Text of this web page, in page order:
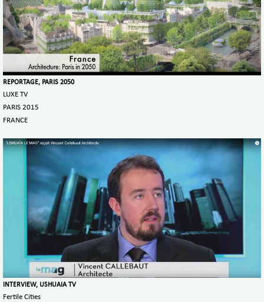
REPORTAGE, PARIS 2050
LUXE TV
PARIS 2015
FRANCE
INTERVIEW, USHUAIA TV
Fertile Cities